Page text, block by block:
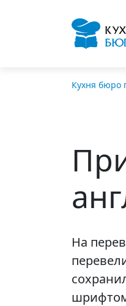
Кухня бюро
На